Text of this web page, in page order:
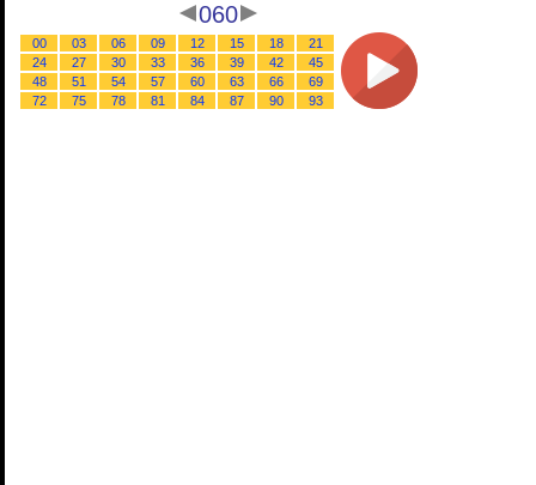
060
00 03 06 09 12 15 18
21
24
27 30 33 36 39 42
45
48
51 54 57 60 63 66
69
72
75 78 81 84 87 90 93